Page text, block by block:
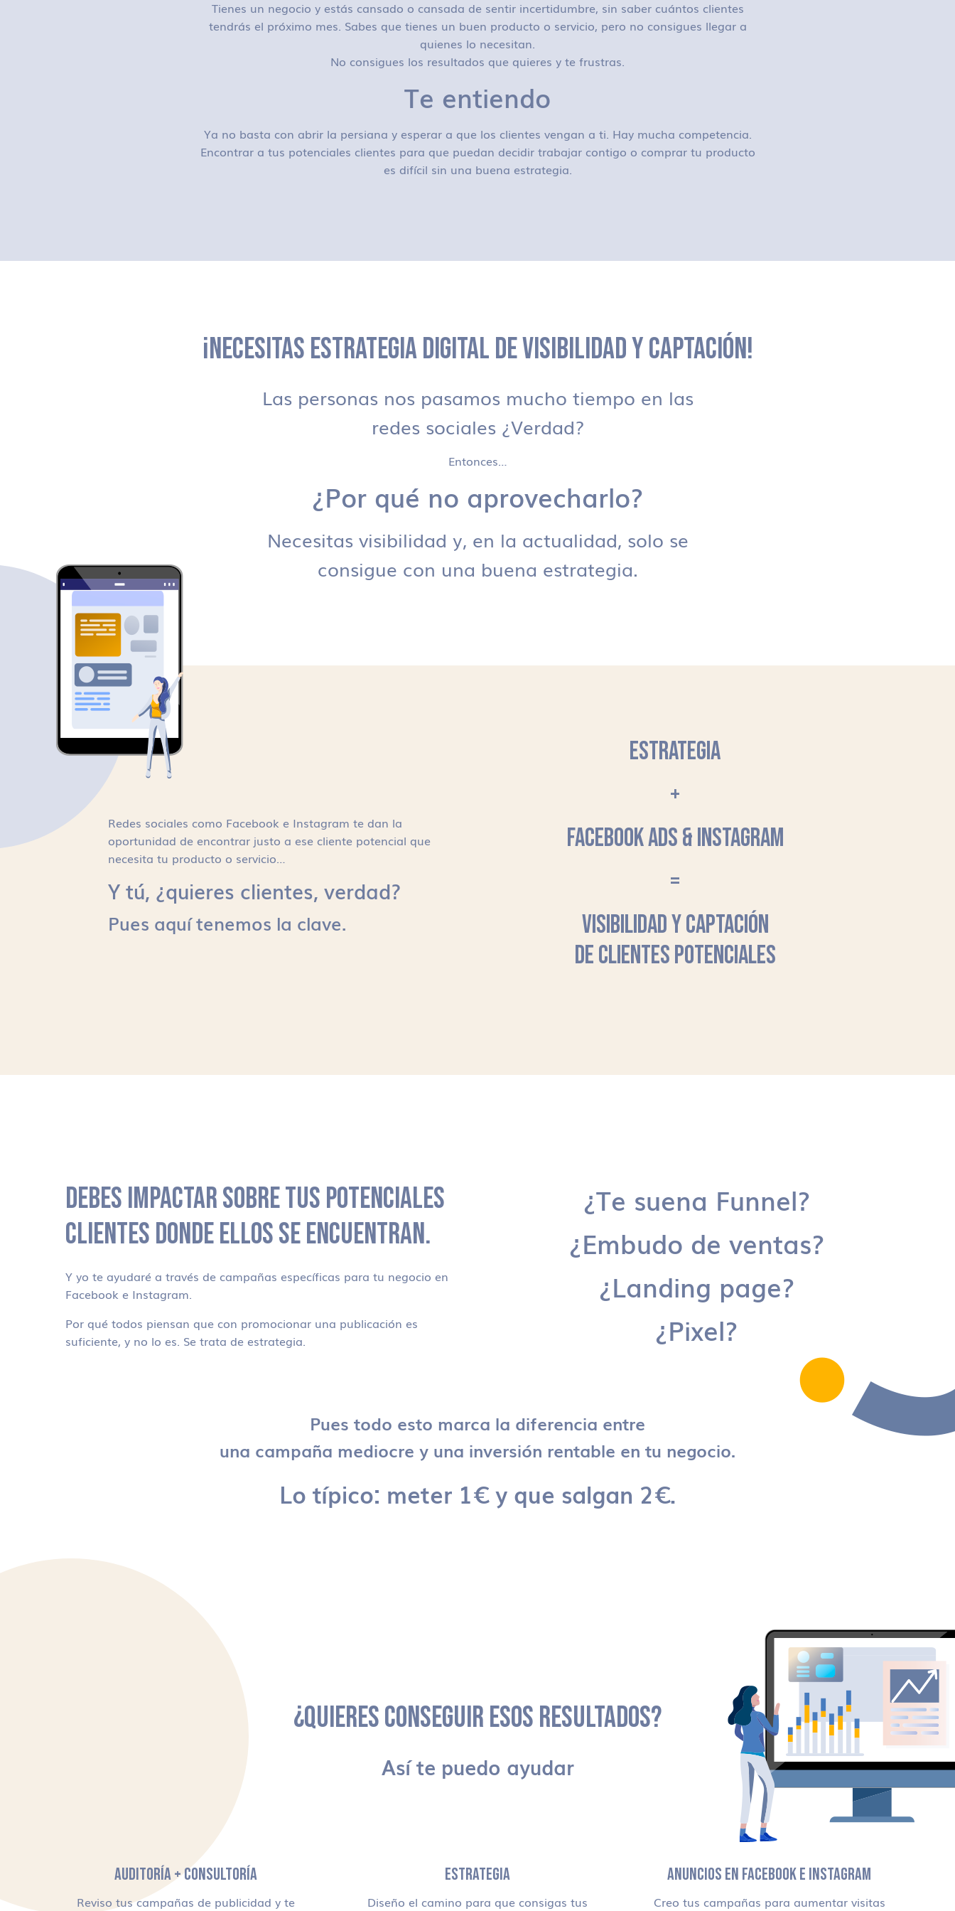
Tienes un negocio y estás cansado o cansada de sentir incertidumbre, sin saber cuántos clientes
tendrás el próximo mes. Sabes que tienes un buen producto o servicio, pero no consigues llegar a
quienes lo necesitan.
No consigues los resultados que quieres y te frustras.
Te entiendo
Ya no basta con abrir la persiana y esperar a que los clientes vengan a ti. Hay mucha competencia.
Encontrar a tus potenciales clientes para que puedan decidir trabajar contigo o comprar tu producto
es difícil sin una buena estrategia.
¡NECESITAS ESTRATEGIA DIGITAL DE VISIBILIDAD Y CAPTACIÓN!
Las personas nos pasamos mucho tiempo en las
redes sociales ¿Verdad?
Entonces…
¿Por qué no aprovecharlo?
Necesitas visibilidad y, en la actualidad, solo se
consigue con una buena estrategia.
Redes sociales como Facebook e Instagram te dan la
oportunidad de encontrar justo a ese cliente potencial que
necesita tu producto o servicio…
Y tú, ¿quieres clientes, verdad?
Pues aquí tenemos la clave.
ESTRATEGIA
+
FACEBOOK ADS & INSTAGRAM
=
VISIBILIDAD Y CAPTACIÓN
DE CLIENTES POTENCIALES
DEBES IMPACTAR SOBRE TUS POTENCIALES
CLIENTES DONDE ELLOS SE ENCUENTRAN.
Y yo te ayudaré a través de campañas específicas para tu negocio en
Facebook e Instagram.
Por qué todos piensan que con promocionar una publicación es
suficiente, y no lo es. Se trata de estrategia.
¿Te suena Funnel?
¿Embudo de ventas?
¿Landing page?
¿Pixel?
Pues todo esto marca la diferencia entre
una campaña mediocre y una inversión rentable en tu negocio.
Lo típico: meter 1€ y que salgan 2€.
¿QUIERES CONSEGUIR ESOS RESULTADOS?
Así te puedo ayudar
AUDITORÍA + CONSULTORÍA
Reviso tus campañas de publicidad y te
ESTRATEGIA
Diseño el camino para que consigas tus
ANUNCIOS EN FACEBOOK E INSTAGRAM
Creo tus campañas para aumentar visitas